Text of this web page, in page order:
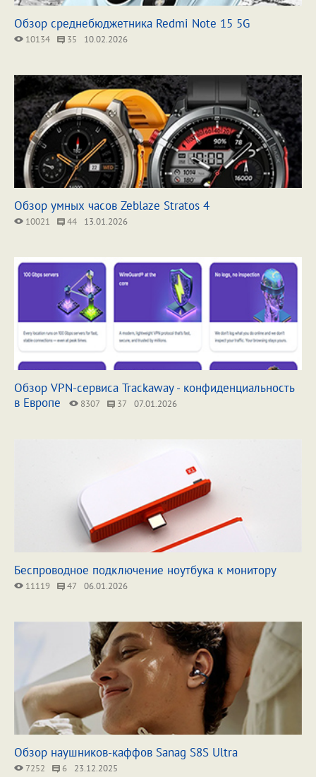
Обзор среднебюджетника Redmi Note 15 5G
10134 35 10.02.2026
Обзор умных часов Zeblaze Stratos 4
10021 44 13.01.2026
Обзор VPN-сервиса Trackaway - конфиденциальность
в Европе
8307 37 07.01.2026
Беспроводное подключение ноутбука к монитору
11119 47 06.01.2026
Обзор наушников-каффов Sanag S8S Ultra
7252 6 23.12.2025